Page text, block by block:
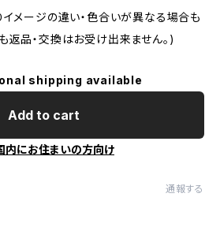
イメージの違い・色合いが異なる場合も
返品・交換はお受け出来ません。)
shipping available
Add to cart
内にお住まいの方向け
通報する